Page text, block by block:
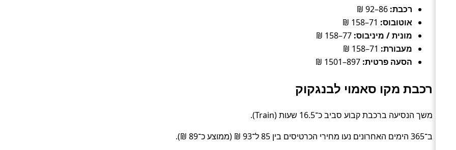
רכבת:
אוטובוס:
מונית / מיניבוס:
מעבורת:
הסעה פרטית:
רכבת מקו סאמוי לבנגקוק
משך הנסיעה ברכבת קבוע סביב כ־16.5 שעות (Train).
ב־365 הימים האחרונים נעו מחירי הכרטיסים בין 85 ל־93 ₪ (ממוצע כ־89 ₪).